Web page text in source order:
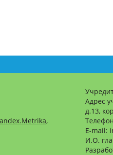
Адрес
д.13,
E-mail:
И.О.